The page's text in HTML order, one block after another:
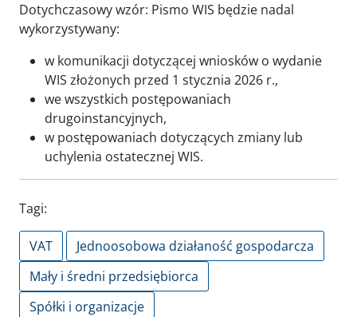
Dotychczasowy wzór: Pismo WIS będzie nadal
wykorzystywany:
w komunikacji dotyczącej wniosków o wydanie
WIS złożonych przed 1 stycznia 2026 r.,
we wszystkich postępowaniach
drugoinstancyjnych,
w postępowaniach dotyczących zmiany lub
uchylenia ostatecznej WIS.
Tagi:
VAT
Jednoosobowa działaność gospodarcza
Mały i średni przedsiębiorca
Spółki i organizacje